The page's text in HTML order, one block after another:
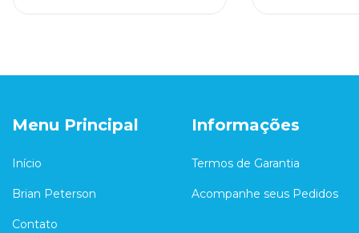
Menu Principal
Início
Brian Peterson
Contato
Informações
Termos de Garantia
Acompanhe seus Pedidos